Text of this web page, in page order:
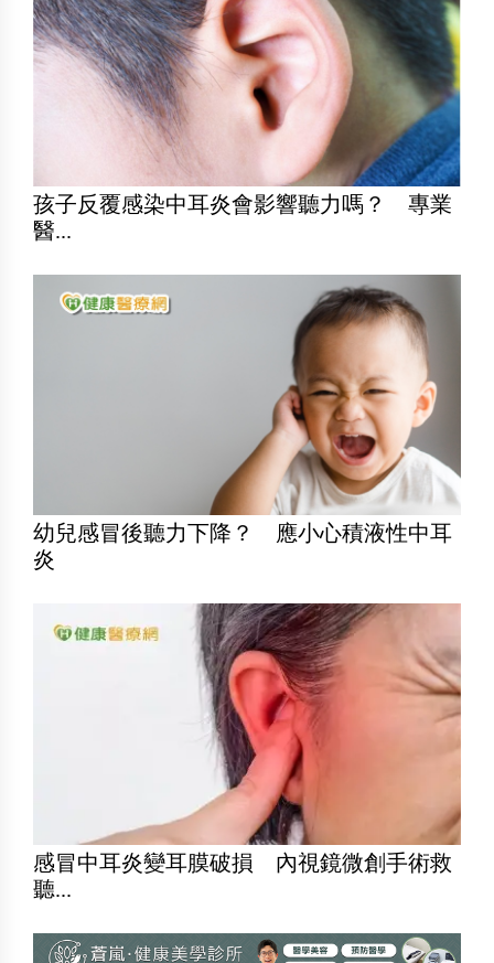
孩子反覆感染中耳炎會影響聽力嗎？ 專業
醫...
幼兒感冒後聽力下降？ 應小心積液性中耳
炎
感冒中耳炎變耳膜破損 內視鏡微創手術救
聽...